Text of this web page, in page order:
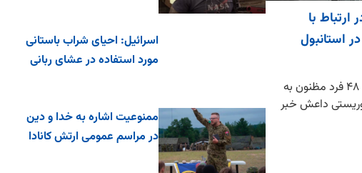
را در ارتباط با
استانبول
وزیر کشور ترکیه از بازداشت ۴۸ فرد مظنون به
داعش خبر
اس...
اسرائیل: احیای شراب باستانی
مورد استفاده در عشای ربانی
ممنوعیت اشاره به خدا و دین
در مراسم عمومی ارتش کانادا